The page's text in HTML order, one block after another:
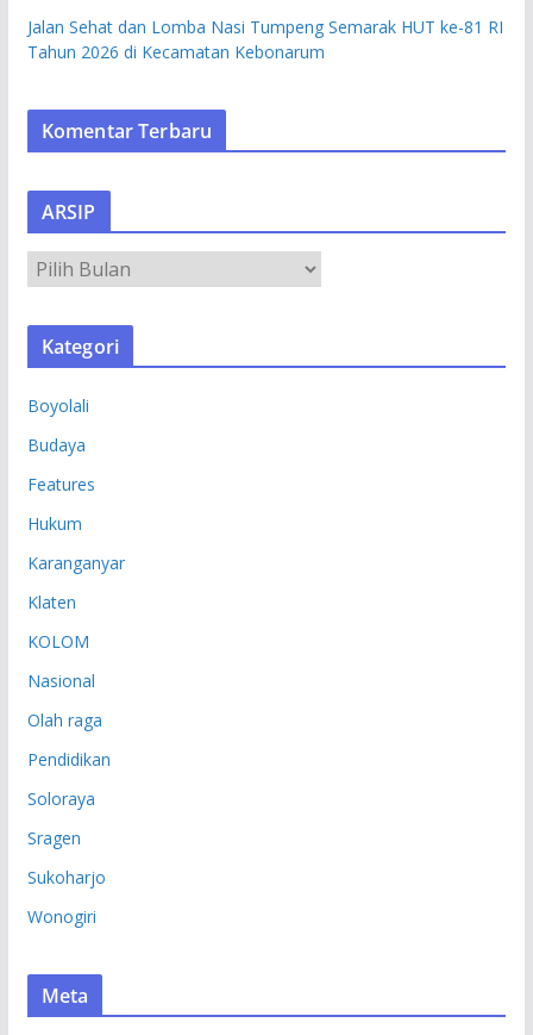
Jalan Sehat dan Lomba Nasi Tumpeng Semarak HUT ke-81 RI
Tahun 2026 di Kecamatan Kebonarum
Komentar Terbaru
ARSIP
R
S
Kategori
Boyolali
Budaya
Features
Hukum
Karanganyar
Klaten
KOLOM
Nasional
Olah raga
Pendidikan
Soloraya
Sragen
Sukoharjo
Wonogiri
Meta